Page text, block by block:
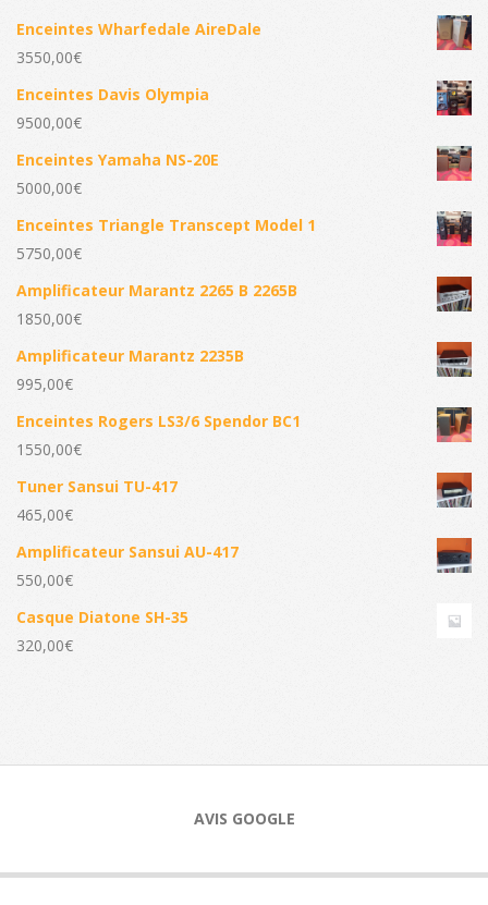
Enceintes Wharfedale AireDale
3550,00€
Enceintes Davis Olympia
9500,00€
Enceintes Yamaha NS-20E
5000,00€
Enceintes Triangle Transcept Model 1
5750,00€
Amplificateur Marantz 2265 B 2265B
1850,00€
Amplificateur Marantz 2235B
995,00€
Enceintes Rogers LS3/6 Spendor BC1
1550,00€
Tuner Sansui TU-417
465,00€
Amplificateur Sansui AU-417
550,00€
Casque Diatone SH-35
320,00€
AVIS GOOGLE